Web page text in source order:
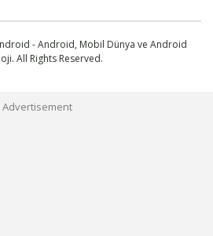
- Android, Mobil Dünya ve Android
All Rights Reserved.
Advertisement